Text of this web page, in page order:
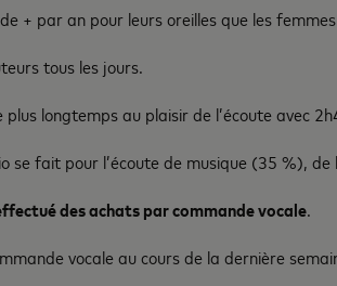
+ par an pour leurs oreilles que les
tous les jours.
longtemps au plaisir de l’écoute avec
se fait pour l’écoute de musique (35 %),
des achats par commande vocale.
vocale au cours de la dernière